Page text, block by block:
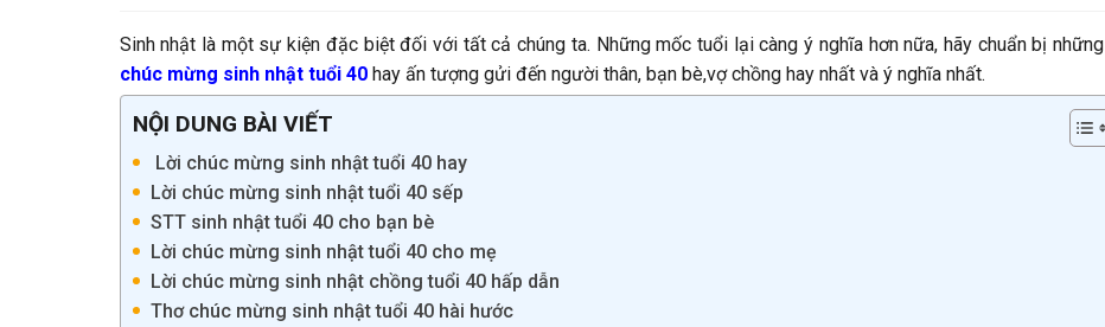
Sinh nhật là một sự kiện đặc biệt đối với tất cả chúng ta. Những mốc tuổi lại càng ý nghĩa hơn nữa, hãy chuẩn bị những
chúc mừng sinh nhật tuổi 40hay ấn tượng gửi đến người thân, bạn bè,vợ chồng hay nhất và ý nghĩa nhất.
NỘI DUNG BÀI VIẾT
Lời chúc mừng sinh nhật tuổi 40 hay
Lời chúc mừng sinh nhật tuổi 40 sếp
STT sinh nhật tuổi 40 cho bạn bè
Lời chúc mừng sinh nhật tuổi 40 cho mẹ
Lời chúc mừng sinh nhật chồng tuổi 40 hấp dẫn
Thơ chúc mừng sinh nhật tuổi 40 hài hước